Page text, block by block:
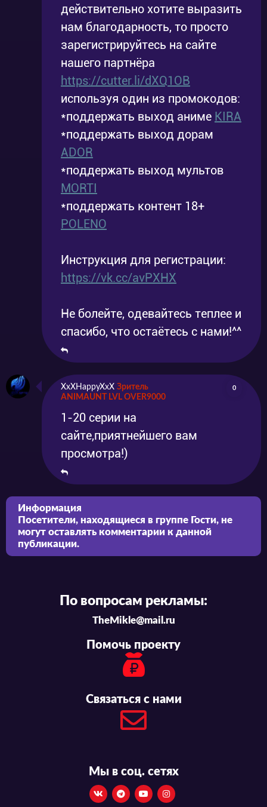
Эпизод 20 2015-03-12 2015-03-13
действительно хотите выразить
нам благодарность, то просто
зарегистрируйтесь на сайте
нашего партнёра
https://cutter.li/dXQ1OB
используя один из промокодов:
*поддержать выход аниме KIRA
*поддержать выход дорам
ADOR
*поддержать выход мультов
MORTI
*поддержать контент 18+
POLENO
Инструкция для регистрации:
https://vk.cc/avPXHX
Не болейте, одевайтесь теплее и
спасибо, что остаётесь с нами!^^
XxXHappyXxX Зритель
ANIMAUNT LVL OVER9000
0
1-20 серии на
сайте,приятнейшего вам
просмотра!)
Информация
Посетители, находящиеся в группе Гости, не
могут оставлять комментарии к данной
публикации.
По вопросам рекламы:
TheMikle@mail.ru
Помочь проекту
Связаться с нами
Мы в соц. сетях